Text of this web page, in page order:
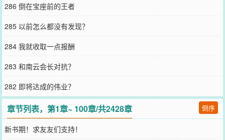
286 倒在宝座前的王者
285 以前怎么都没有发现？
284 我就收取一点报酬
283 和南云会长对抗？
282 即将达成的伟业？
章节列表，第1章~ 100章/共2428章 倒序
新书期！求友友们支持！